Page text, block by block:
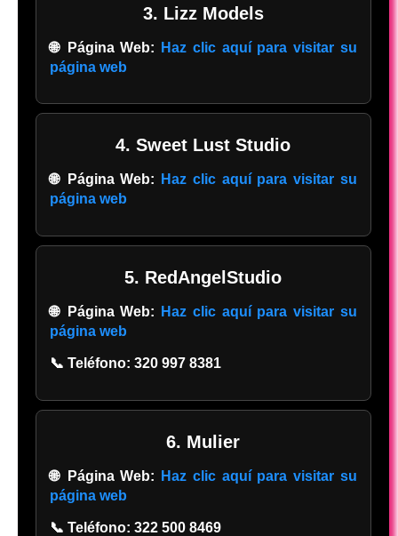
3. Lizz Models
🌐 Página Web:
Haz clic aquí para visitar su
página web
4. Sweet Lust Studio
🌐 Página Web:
Haz clic aquí para visitar su
página web
5. RedAngelStudio
🌐 Página Web:
Haz clic aquí para visitar su
página web
📞 Teléfono: 320 997 8381
6. Mulier
🌐 Página Web:
Haz clic aquí para visitar su
página web
📞 Teléfono: 322 500 8469